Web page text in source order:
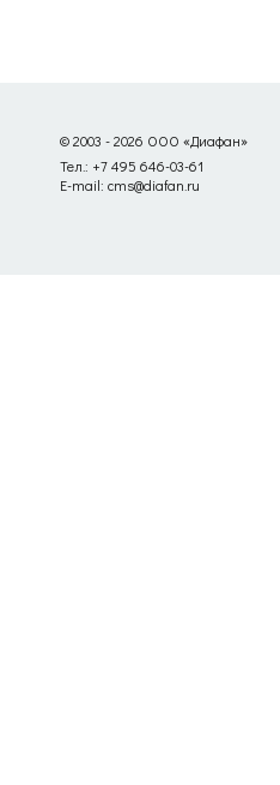
© 2003 - 2026 ООО «Диафан»
Тел.: +7 495 646-03-61
E-mail: cms@diafan.ru